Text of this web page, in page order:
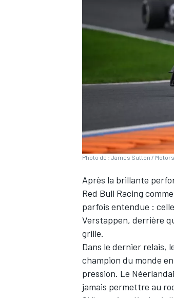
WEC
Photo de : James Sutton /
Après la brillante
Red Bull Racing
parfois entendue :
Verstappen, derrière
grille.
Dans le dernier relais,
champion du monde
pression. Le
jamais permettre au